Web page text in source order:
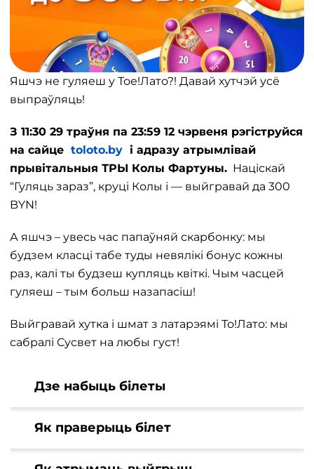
Яшчэ не гуляеш у Тое!Лато?! Давай хутчэй усё
выпраўляць!
З 11:30 29 траўня па 23:59 12 чэрвеня рэгіструйся
на сайце toloto.by і адразу атрымлівай
прывітальныя ТРЫ Колы Фартуны. Націскай
“Гуляць зараз”, круці Колы і — выйгравай да 300
BYN!
А яшчэ – увесь час папаўняй скарбонку: мы
будзем класці табе туды невялікі бонус кожны
раз, калі ты будзеш купляць квіткі. Чым часцей
гуляеш – тым больш назапасіш!
Выйгравай хутка і шмат з латарэямі То!Лато: мы
сабралі Сусвет на любы густ!
Дзе набыць білеты
Як праверыць білет